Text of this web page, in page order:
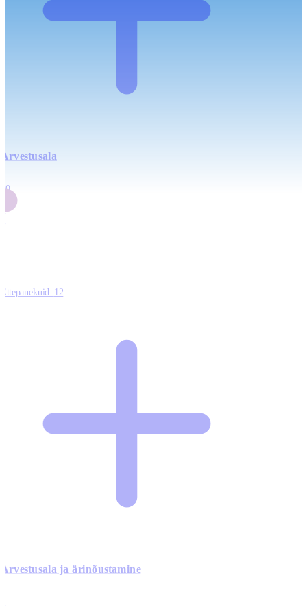
Arvestusala
20
Ettepanekuid: 12
Arvestusala ja ärinõustamine